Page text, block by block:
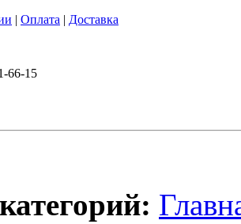
| Оплата | Доставка
66-15